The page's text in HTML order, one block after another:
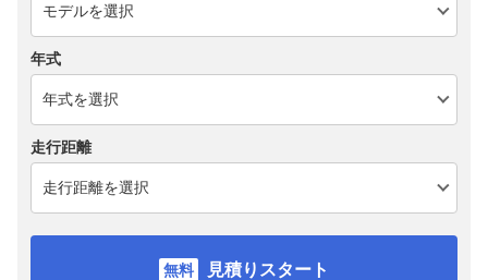
年式
走行距離
見積りスタート